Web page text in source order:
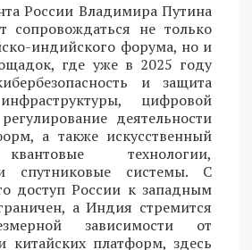
России Владимира Путина
не только
индийского форума, но и
где уже в 2025 году
и защита
цифровой
деятельности
а также искусственный
технологии,
спутниковые системы. С
доступ России к западным
а Индия стремится
зависимости от
китайских платформ, здесь